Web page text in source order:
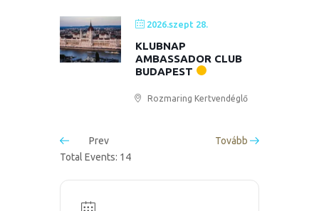
2026.szept 28.
KLUBNAP
AMBASSADOR CLUB
BUDAPEST
Rozmaring Kertvendéglő
Prev
Tovább
Total Events: 14